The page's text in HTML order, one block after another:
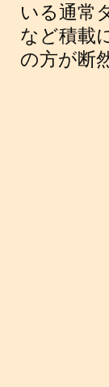
いる通常
など積載
の方が断